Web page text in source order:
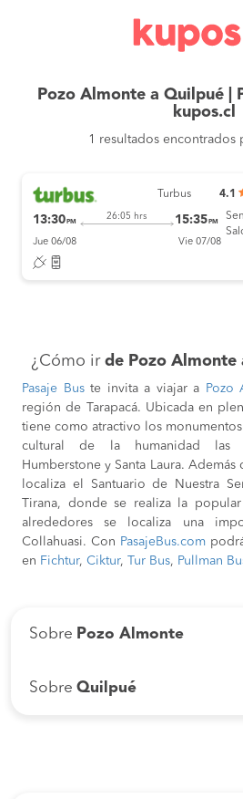
Pozo Almonte a Quilpué |
kupos.cl
1 resultados encontrados
Turbus 4.1
13:30 PM
26:05 hrs 15:35 PM
Jue 06/08 Vie 07/08
¿Cómo ir de Pozo Almonte
Pasaje Buste invita a viajar a Pozo
región de Tarapacá. Ubicada en
tiene como atractivo los
cultural de la humanidad las
Humberstone y Santa Laura.
localiza el Santuario de Nuestra
Tirana, donde se realiza la
alrededores se localiza una
Collahuasi. Con PasajeBus.com
en Fichtur, Ciktur, Tur Bus, Pullman
Sobre Pozo Almonte
Sobre Quilpué